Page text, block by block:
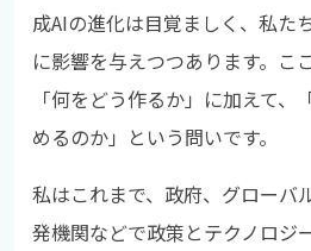
成AIの進化は目覚ましく、私た
に影響を与えつつあります。こ
「何をどう作るか」に加えて
めるのか」という問いです。
私はこれまで、政府、グローバ
発機関などで政策とテクノロジ